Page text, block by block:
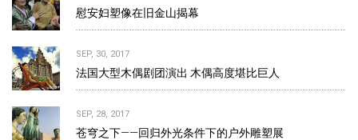
慰安妇塑像在旧金山揭幕
SEP, 30, 2017
法国大型木偶剧团演出 木偶高度堪比巨人
SEP, 28, 2017
苍穹之下——回归外光条件下的户外雕塑展